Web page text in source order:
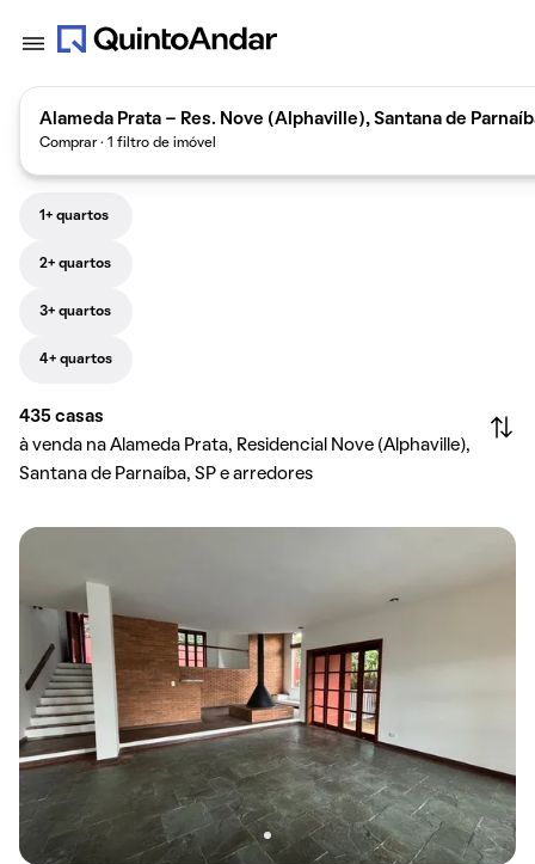
Alameda Prata - Res. Nove (Alphaville), Santana de
Comprar · 1 filtro de imóvel
1+ quartos
2+ quartos
3+ quartos
4+ quartos
435 casas
à venda na Alameda Prata, Residencial Nove (Alphaville),
Santana de Parnaíba, SP e arredores